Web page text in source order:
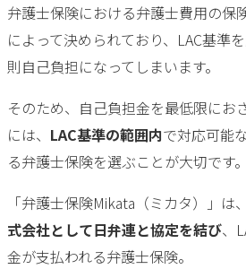
弁護士保険における弁護士費用の保
によって決められており、LAC基準
則自己負担になってしまいます。
そのため、自己負担金を最低限にお
には、 LAC基準の範囲内で対応可能
る弁護士保険を選ぶことが大切です。
「弁護士保険Mikata（ミカタ）」は、
式会社として日弁連と協定を結び、
金が支払われる弁護士保険。